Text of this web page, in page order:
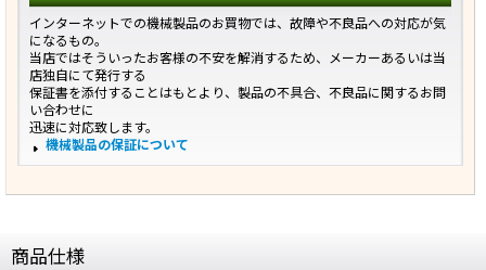
インターネットでの機械製品のお買物では、故障や不良品への対応が気
になるもの。
当店ではそういったお客様の不安を解消するため、メーカーあるいは当
店独自にて発行する
保証書を添付することはもとより、製品の不具合、不良品に関するお問
い合わせに
迅速に対応致します。
機械製品の保証について
商品仕様